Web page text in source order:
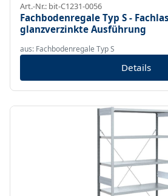
Art.-Nr.: bit-C1231-0056
Fachbodenregale Typ S -
glanzverzinkte Ausführung
aus: Fachbodenregale Typ S
Details